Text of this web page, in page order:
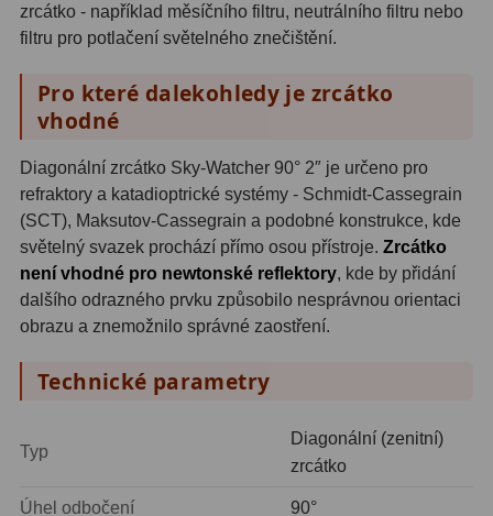
Ostatní 18
Azimutální AZ
Paralaktické EQ19
Fotografické montáže
Stativy a pilíře3
Objímky10
Upínací prvky13
zrcátko - například měsíčního filtru, neutrálního filtru nebo
filtru pro potlačení světelného znečištění.
Pro které dalekohledy je zrcátko
vhodné
Diagonální zrcátko Sky-Watcher 90° 2″ je určeno pro
refraktory a katadioptrické systémy - Schmidt-Cassegrain
(SCT), Maksutov-Cassegrain a podobné konstrukce, kde
světelný svazek prochází přímo osou přístroje. Zrcátko
není vhodné pro newtonské reflektory, kde by přidání
dalšího odrazného prvku způsobilo nesprávnou orientaci
obrazu a znemožnilo správné zaostření.
Technické parametry
Typ
Diagonální (zenitní)
zrcátko
Úhel odbočení 90°